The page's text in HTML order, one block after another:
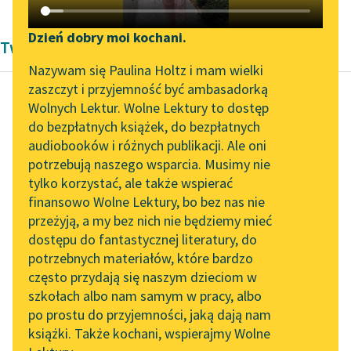
Katalog DAISY
Podkasty o książkach
Zgłoś brak utworu
Aktualności
„Prokurator Alicja Horn”
do słuchania
Byliśmy częścią AI Impact
Lab
Zapraszamy na spotkanie
online z tłumaczkami
literatury skandynawskiej
Spotkanie z Katarzyną
Tunkiel w Oslo
102. lata temu zmarł
Joseph Conrad
Narzędzia
Mapa Wolnych Lektur
Leśmianator
Przewodnik dla piszących i
czytających
API
OAI-PMH
Widget Wolnych Lektur
Przypisy
Dzień dobry moi kochani.
Nazywam się Paulina Holtz i mam wielki
zaszczyt i przyjemność być ambasadorką
Wolnych Lektur. Wolne Lektury to dostęp
do bezpłatnych książek, do bezpłatnych
audiobooków i różnych publikacji. Ale oni
potrzebują naszego wsparcia. Musimy nie
tylko korzystać, ale także wspierać
finansowo Wolne Lektury, bo bez nas nie
przeżyją, a my bez nich nie będziemy mieć
dostępu do fantastycznej literatury, do
potrzebnych materiałów, które bardzo
często przydają się naszym dzieciom w
szkołach albo nam samym w pracy, albo
po prostu do przyjemności, jaką dają nam
książki. Także kochani, wspierajmy Wolne
Twórczość Henryka Sienkiewicza
Henryk Sienkiewicz
Pan Wołodyjowski
Pan Zagłoba wiedział
doskonale, że mały
rycerz miał się więcej
ku Krzysi niż ku Baśce...
Czytaj więcej